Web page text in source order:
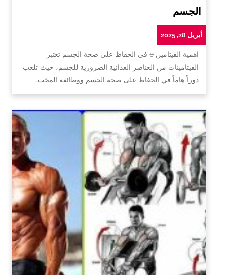
الجسم
أبريل 28, 2025
اهمية الفيتامين e في الحفاظ على صحة الجسم تعتبر
الفيتامينات من العناصر الغذائية الضرورية للجسم، حيث تلعب
دوراً هاماً في الحفاظ على صحة الجسم ووظائفه المخت…